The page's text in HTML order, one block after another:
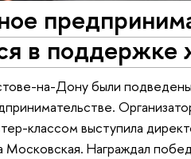
в поддержке
на-Дону были
классом выступила
Награждал